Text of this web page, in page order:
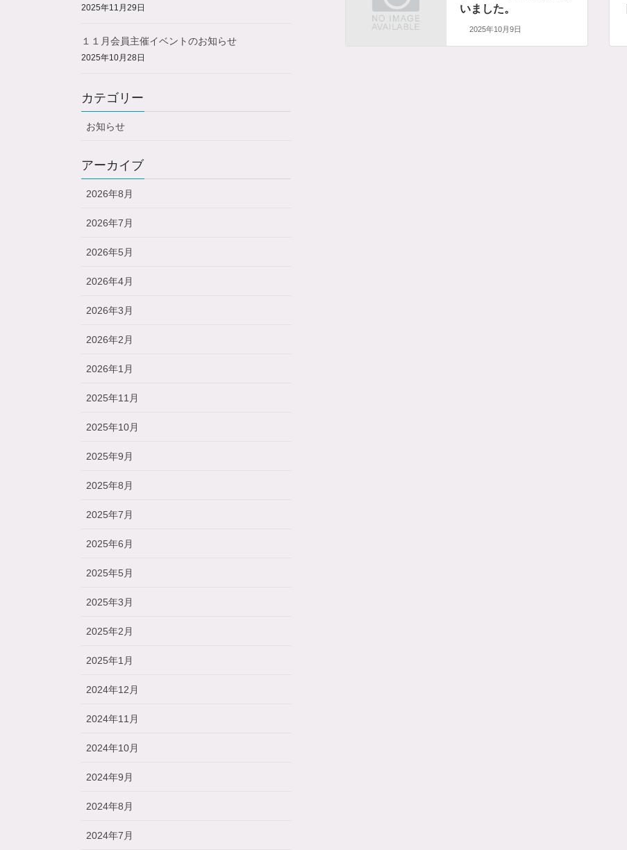
いました。
2025年10月9日
2025年11月29日
１１月会員主催イベントのお知らせ
2025年10月28日
カテゴリー
お知らせ
アーカイブ
2026年8月
2026年7月
2026年5月
2026年4月
2026年3月
2026年2月
2026年1月
2025年11月
2025年10月
2025年9月
2025年8月
2025年7月
2025年6月
2025年5月
2025年3月
2025年2月
2025年1月
2024年12月
2024年11月
2024年10月
2024年9月
2024年8月
2024年7月